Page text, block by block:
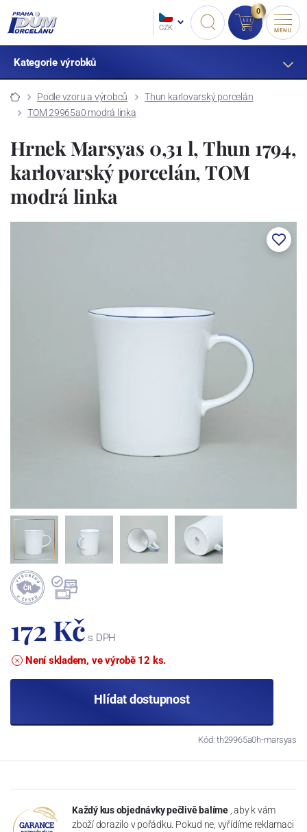
CZK
0
MENU
Kategorie výrobků
Podle vzoru a výrobců
Thun karlovarský porcelán
TOM 29965a0 modrá linka
Hrnek Marsyas 0,31 l, Thun 1794,
karlovarský porcelán, TOM
modrá linka
172 Kč s DPH
Není skladem, ve výrobě 12 ks.
Hlídat dostupnost
Kód: th29965a0h-marsyas
Každý kus objednávky pečlivě balíme , aby k vám
zboží dorazilo v pořádku. Pokud ne, vyřídíme reklamaci